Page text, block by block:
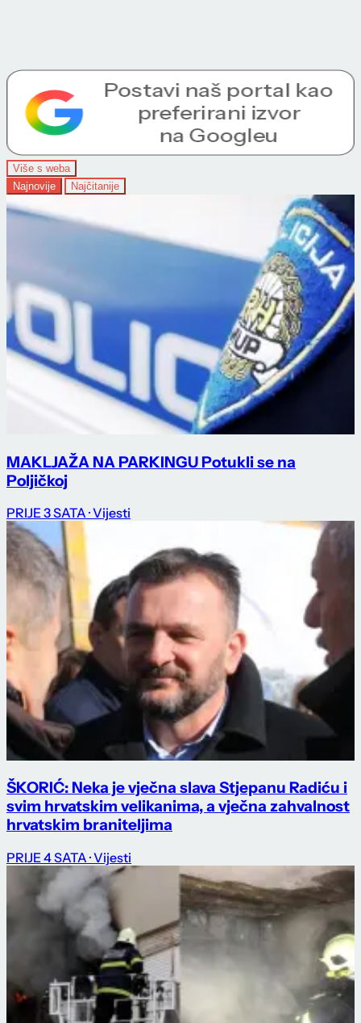
Više s weba
Najnovije
Najčitanije
MAKLJAŽA NA PARKINGU Potukli se na
Poljičkoj
PRIJE 3 SATA · Vijesti
ŠKORIĆ: Neka je vječna slava Stjepanu Radiću i
svim hrvatskim velikanima, a vječna zahvalnost
hrvatskim braniteljima
PRIJE 4 SATA · Vijesti